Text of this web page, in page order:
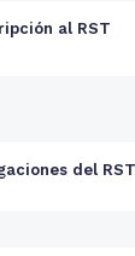
al RST
del RST